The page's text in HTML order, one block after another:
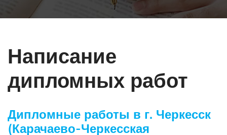
Написание
дипломных работ
Дипломные работы в г. Черкесск
(Карачаево-Черкесская